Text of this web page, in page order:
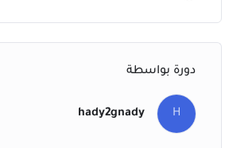
دورة بواسطة
H
hady2gnady